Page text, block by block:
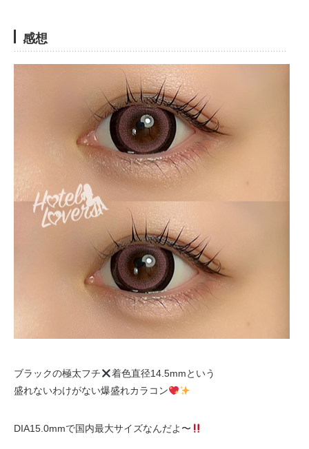
感想
ブラックの極太フチ
着色直径14.5mmという
盛れないわけがない爆盛れカラコン
DIA15.0mmで国内最大サイズなんだよ〜